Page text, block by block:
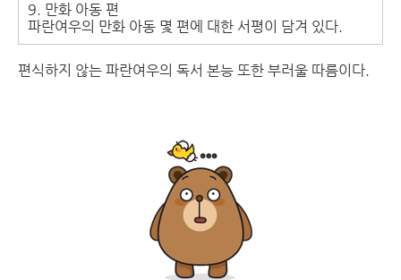
9. 만화 아동 편
파란여우의 만화 아동 몇 편에 대한 서평이 담겨 있다.
편식하지 않는 파란여우의 독서 본능 또한 부러울 따름이다.